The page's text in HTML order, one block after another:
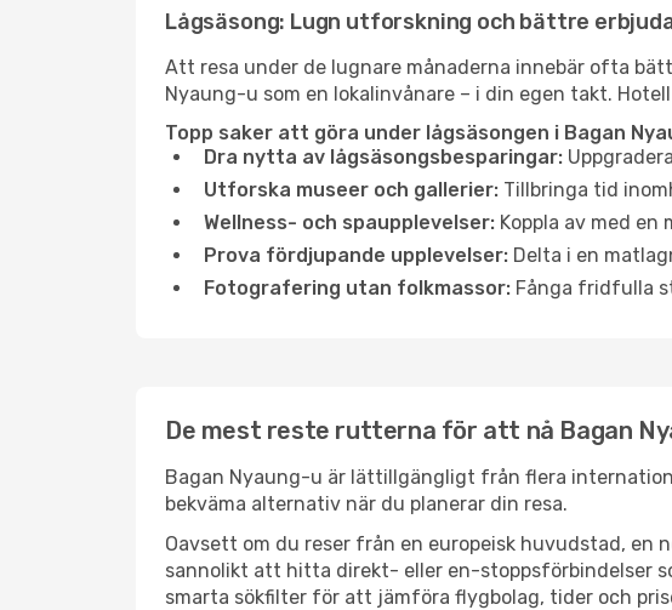
Lågsäsong: Lugn utforskning och bättre
Att resa under de lugnare månaderna innebär ofta
Nyaung-u som en lokalinvånare – i din egen takt.
Topp saker att göra under lågsäsongen i Bagan
Dra nytta av lågsäsongsbesparingar:
Utforska museer och gallerier: Tillbringa tid
Wellness- och spaupplevelser: Koppla av med
Prova fördjupande upplevelser: Delta i en
Fotografering utan folkmassor: Fånga fridfulla
De mest reste rutterna för att nå Bagan
Bagan Nyaung-u är lättillgängligt från flera
bekväma alternativ när du planerar din resa.
Oavsett om du reser från en europeisk huvudstad, en
sannolikt att hitta direkt- eller en-stoppsförbindelser
smarta sökfilter för att jämföra flygbolag, tider och